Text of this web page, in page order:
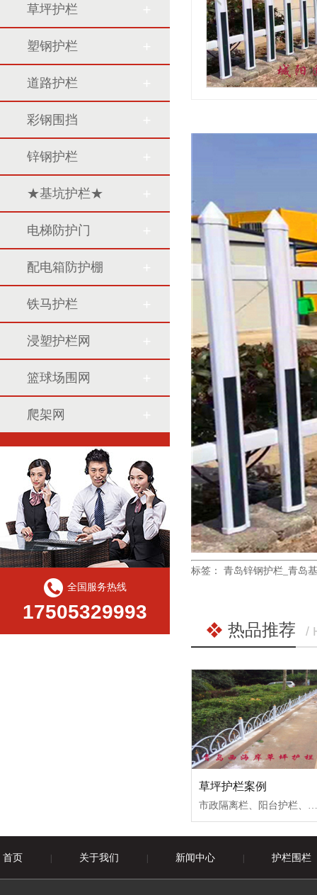
草坪护栏
塑钢护栏
道路护栏
彩钢围挡
锌钢护栏
★基坑护栏★
电梯防护门
配电箱防护棚
铁马护栏
浸塑护栏网
篮球场围网
爬架网
全国服务热线
17505329993
标签： 青岛锌钢护栏_青岛
热品推荐 /
草坪护栏案例
首页 | 关于我们 | 新闻中心 | 护栏围栏